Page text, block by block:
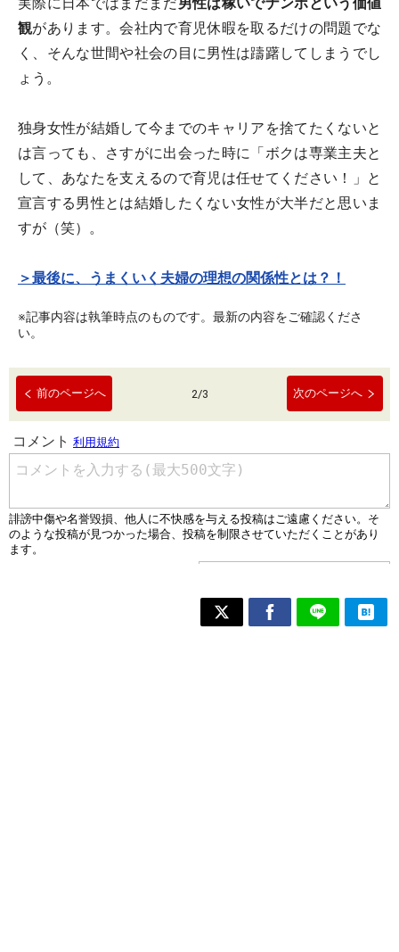
観があります。会社内で育児休暇を取るだけの問題でな
く、そんな世間や社会の目に男性は躊躇してしまうでし
ょう。
独身女性が結婚して今までのキャリアを捨てたくないと
は言っても、さすがに出会った時に「ボクは専業主夫と
して、あなたを支えるので育児は任せてください！」と
宣言する男性とは結婚したくない女性が大半だと思いま
すが（笑）。
＞最後に、うまくいく夫婦の理想の関係性とは？！
※記事内容は執筆時点のものです。最新の内容をご確認くださ
い。
前のページへ 2/3 次のページへ